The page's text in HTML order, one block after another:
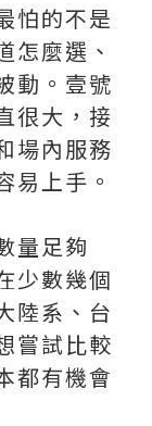
怕的不是
怎麼選、
動。壹號
很大，接
場內服務
易上手。
量足夠
少數幾個
陸系、台
嘗試比較
都有機會